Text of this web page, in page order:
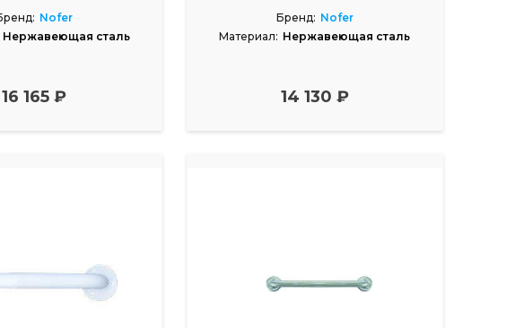
Nofer
Нержавеющая сталь
16 165 ₽
Бренд: Nofer
Материал: Нержавеющая сталь
14 130 ₽